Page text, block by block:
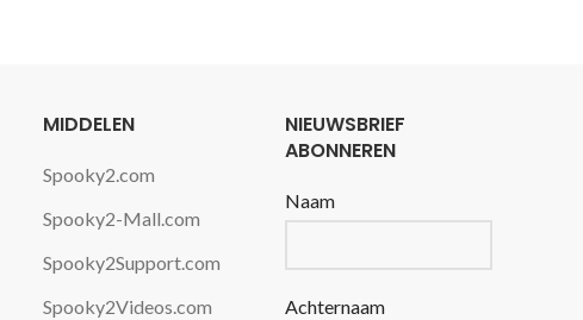
MIDDELEN
Spooky2.com
Spooky2-Mall.com
Spooky2Support.com
Spooky2Videos.com
NIEUWSBRIEF
ABONNEREN
Naam
Achternaam